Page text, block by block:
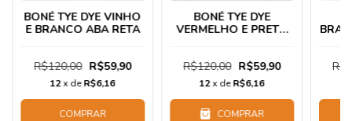
BONÉ TYE DYE VINHO
E BRANCO ABA RETA
R$120,00 R$59,90
12x deR$6,16
COMPRAR
BONÉ TYE DYE
VERMELHO E PRETO
R$120,00 R$59,90
12x deR$6,16
COMPRAR